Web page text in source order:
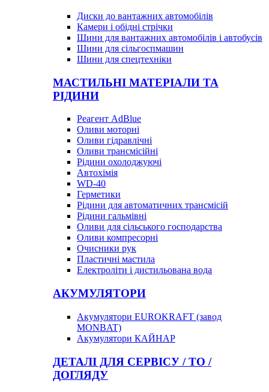
Диски до вантажних автомобілів
Камери і обідні стрічки
Шини для вантажних автомобілів і автобусів
Шини для сільгоспмашин
Шини для спецтехніки
МАСТИЛЬНІ МАТЕРІАЛИ ТА
РІДИНИ
Реагент AdBlue
Оливи моторні
Оливи гідравлічні
Оливи трансмісійні
Рідини охолоджуючі
Автохімія
WD-40
Герметики
Рідини для автоматичних трансмісій
Рідини гальмівні
Оливи для сільського господарства
Оливи компресорні
Очисники рук
Пластичні мастила
Електроліти і дистильована вода
АКУМУЛЯТОРИ
Акумулятори EUROKRAFT (завод
MONBAT)
Акумулятори КАЙНАР
ДЕТАЛІ ДЛЯ СЕРВІСУ / ТО /
ДОГЛЯДУ